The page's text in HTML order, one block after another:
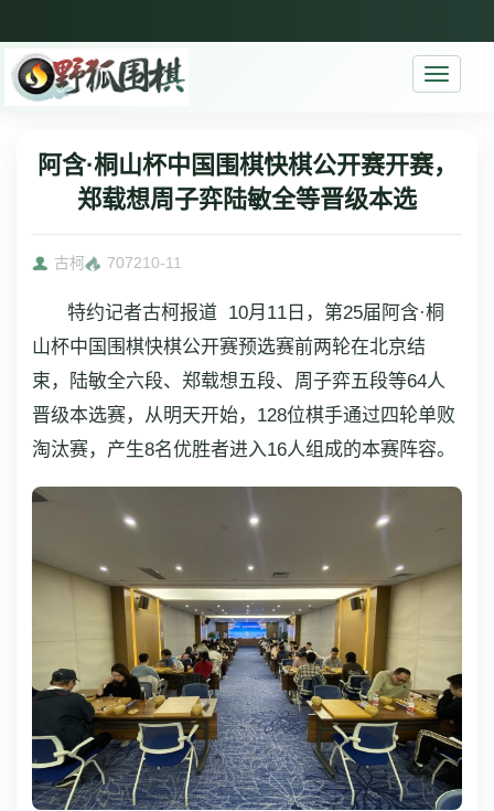
Toggle
阿含·桐山杯中国围棋快棋公开赛开赛，
郑载想周子弈陆敏全等晋级本选
古柯 707210-11
特约记者古柯报道 10月11日，第25届阿含·桐
山杯中国围棋快棋公开赛预选赛前两轮在北京结
束，陆敏全六段、郑载想五段、周子弈五段等64人
晋级本选赛，从明天开始，128位棋手通过四轮单败
淘汰赛，产生8名优胜者进入16人组成的本赛阵容。